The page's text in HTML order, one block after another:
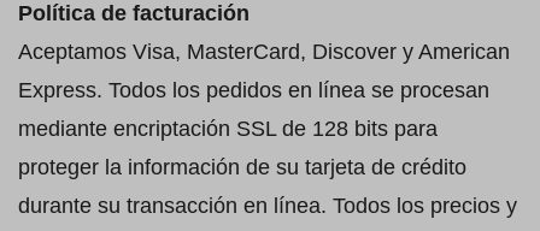
Política de facturación
Aceptamos Visa, MasterCard, Discover y American
Express. Todos los pedidos en línea se procesan
mediante encriptación SSL de 128 bits para
proteger la información de su tarjeta de crédito
durante su transacción en línea. Todos los precios y